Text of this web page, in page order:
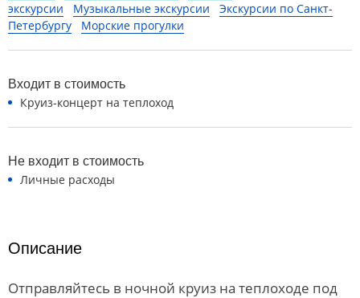
экскурсии
Музыкальные экскурсии
Экскурсии по Санкт-
Петербургу
Морские прогулки
Входит в стоимость
Круиз-концерт на теплоход
Не входит в стоимость
Личные расходы
Описание
Отправляйтесь в ночной круиз на теплоходе под